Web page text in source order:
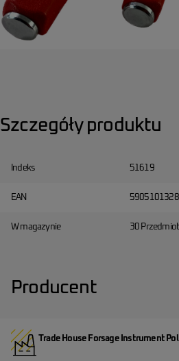
Szczegóły produktu
Indeks 51619
EAN
W magazynie 30
Producent
Trade House Forsage Instrument Pol